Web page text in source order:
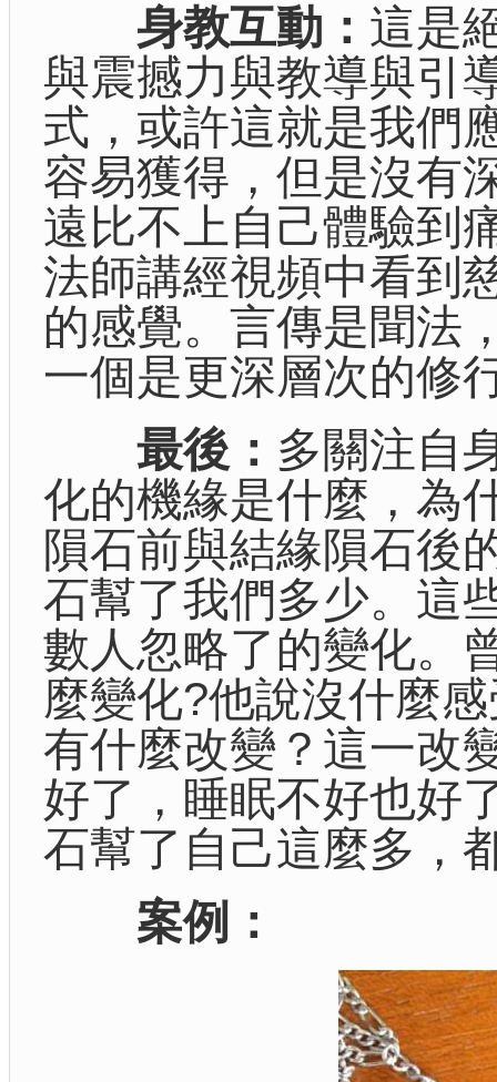
身教互動： 這是
與震撼力與教導與引
式，或許這就是我們
容易獲得，但是沒有
遠比不上自己體驗到
法師講經視頻中看到
的感覺。言傳是聞法
一個是更深層次的修
最後： 多關注自
化的機緣是什麼，為
隕石前與結緣隕石後
石幫了我們多少。這
數人忽略了的變化。
麼變化?他說沒什麼
有什麼改變？這一改
好了，睡眠不好也好
石幫了自己這麼多，
案例：